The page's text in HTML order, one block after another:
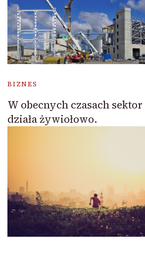
BIZNES
W obecnych czasach
działa żywiołowo.